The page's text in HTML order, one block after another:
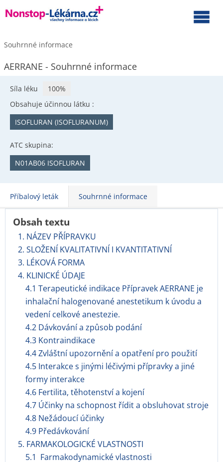
Souhrnné informace
AERRANE - Souhrnné informace
Síla léku
100%
Obsahuje účinnou látku :
ISOFLURAN (ISOFLURANUM)
ATC skupina:
N01AB06 ISOFLURAN
Příbalový leták Souhrnné informace
Obsah textu
1. NÁZEV PŘÍPRAVKU
2. SLOŽENÍ KVALITATIVNÍ I KVANTITATIVNÍ
3. LÉKOVÁ FORMA
4. KLINICKÉ ÚDAJE
4.1 Terapeutické indikace Přípravek AERRANE je
inhalační halogenované anestetikum k úvodu a
vedení celkové anestezie.
4.2 Dávkování a způsob podání
4.3 Kontraindikace
4.4 Zvláštní upozornění a opatření pro použití
4.5 Interakce s jinými léčivými přípravky a jiné
formy interakce
4.6 Fertilita, těhotenství a kojení
4.7 Účinky na schopnost řídit a obsluhovat stroje
4.8 Nežádoucí účinky
4.9 Předávkování
5. FARMAKOLOGICKÉ VLASTNOSTI
5.1 Farmakodynamické vlastnosti